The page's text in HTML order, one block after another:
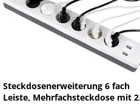
Steckdosenerweiterung 6 fach
Leiste, Mehrfachsteckdose mit 2